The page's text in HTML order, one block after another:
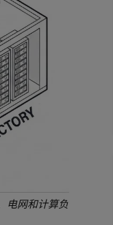
电网和计算负